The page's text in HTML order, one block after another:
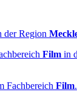
der Region
Film in
Fachbereich Film.